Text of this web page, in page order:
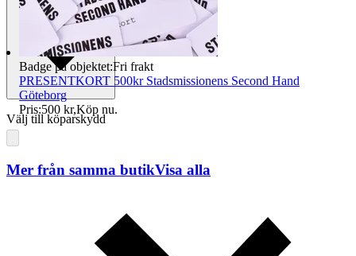
Välj till köparskydd
Badge på objektet:Fri frakt
PRESENTKORT 500kr Stadsmissionens Second Hand
Göteborg
Pris:500 kr,Köp nu.
Mer från samma butikVisa alla